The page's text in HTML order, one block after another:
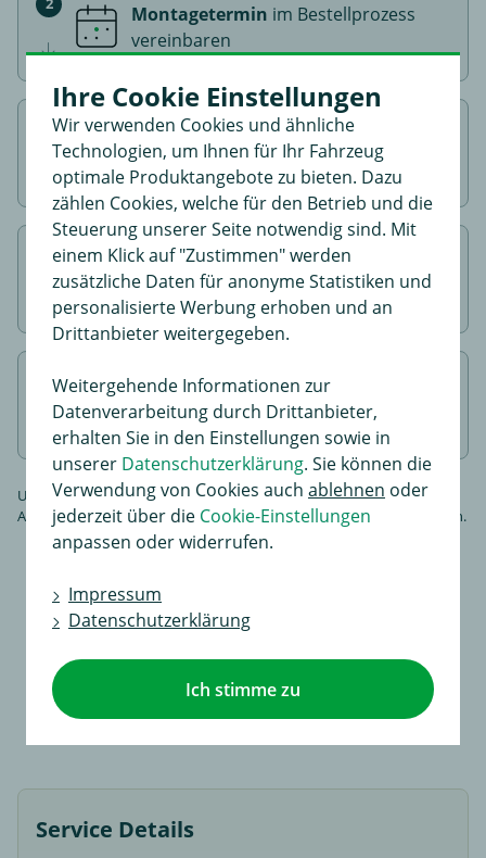
Montagetermin im Bestellprozess
vereinbaren
In den Warenkorb gehen &
abschließen
ZuMontagepoint
kommen
Fertig!
Wir bauen für Sie an
Unser individueller Kaufberater hilft Ihnen dabei eine passende
Anhängerkupplung schnell und einfach für Ihre Bedürfnisse zu finden.
Anhängerkupplung finden
Service Details
Ihre Cookie Einstellungen
Wir verwenden Cookies und ähnliche
Technologien, um Ihnen für Ihr Fahrzeug
optimale Produktangebote zu bieten. Dazu
zählen Cookies, welche für den Betrieb und die
Steuerung unserer Seite notwendig sind. Mit
einem Klick auf "Zustimmen" werden
zusätzliche Daten für anonyme Statistiken und
personalisierte Werbung erhoben und an
Drittanbieter weitergegeben.
Weitergehende Informationen zur
Datenverarbeitung durch Drittanbieter,
erhalten Sie in den Einstellungen sowie in
unserer Datenschutzerklärung. Sie können die
Verwendung von Cookies auch ablehnen oder
jederzeit über die Cookie-Einstellungen
anpassen oder widerrufen.
Impressum
Datenschutzerklärung
Ich stimme zu